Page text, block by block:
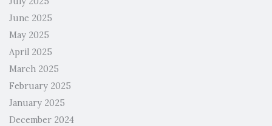
June 2025
May 2025
April 2025
March 2025
February 2025
January 2025
December 2024